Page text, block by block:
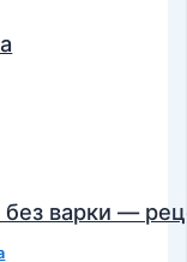
варки —